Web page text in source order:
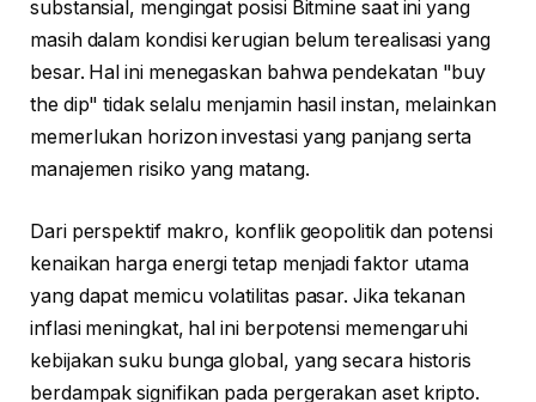
substansial, mengingat posisi Bitmine saat ini yang
masih dalam kondisi kerugian belum terealisasi yang
besar. Hal ini menegaskan bahwa pendekatan "buy
the dip" tidak selalu menjamin hasil instan, melainkan
memerlukan horizon investasi yang panjang serta
manajemen risiko yang matang.
Dari perspektif makro, konflik geopolitik dan potensi
kenaikan harga energi tetap menjadi faktor utama
yang dapat memicu volatilitas pasar. Jika tekanan
inflasi meningkat, hal ini berpotensi memengaruhi
kebijakan suku bunga global, yang secara historis
berdampak signifikan pada pergerakan aset kripto.